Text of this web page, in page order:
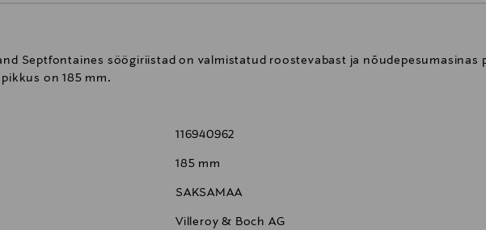
Septfontaines söögiriistad on valmistatud roostevabast ja nõudepesumasinas
on 185 mm.
116940962
185 mm
SAKSAMAA
Villeroy & Boch AG